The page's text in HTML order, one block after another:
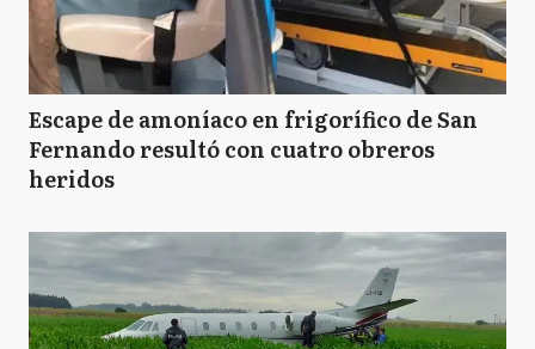
Escape de amoníaco en frigorífico de San
Fernando resultó con cuatro obreros
heridos